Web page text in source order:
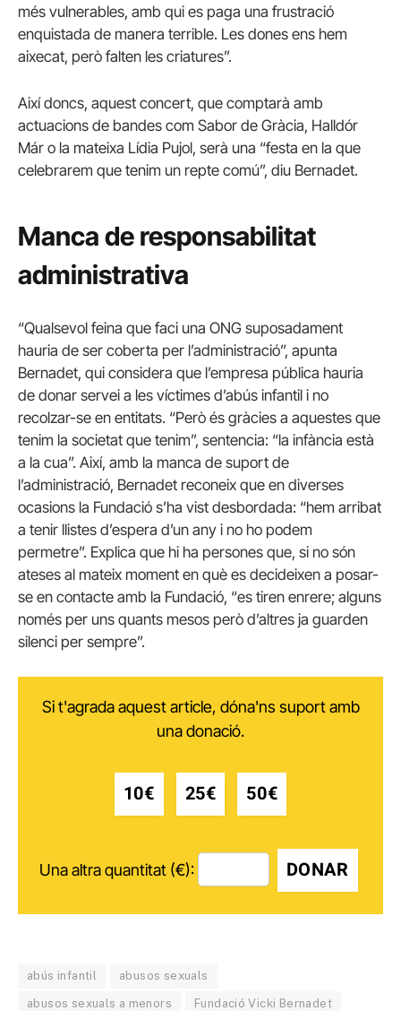
més vulnerables, amb qui es paga una frustració
enquistada de manera terrible. Les dones ens hem
aixecat, però falten les criatures”.
Així doncs, aquest concert, que comptarà amb
actuacions de bandes com Sabor de Gràcia, Halldór
Már o la mateixa Lídia Pujol, serà una “festa en la que
celebrarem que tenim un repte comú”, diu Bernadet.
Manca de responsabilitat
administrativa
“Qualsevol feina que faci una ONG suposadament
hauria de ser coberta per l’administració”, apunta
Bernadet, qui considera que l’empresa pública hauria
de donar servei a les víctimes d’abús infantil i no
recolzar-se en entitats. “Però és gràcies a aquestes que
tenim la societat que tenim”, sentencia: “la infància està
a la cua”. Així, amb la manca de suport de
l’administració, Bernadet reconeix que en diverses
ocasions la Fundació s’ha vist desbordada: “hem arribat
a tenir llistes d’espera d’un any i no ho podem
permetre”. Explica que hi ha persones que, si no són
ateses al mateix moment en què es decideixen a posar-
se en contacte amb la Fundació, “es tiren enrere; alguns
només per uns quants mesos però d’altres ja guarden
silenci per sempre”.
Si t'agrada aquest article, dóna'ns suport amb
una donació.
10€ 25€ 50€
Una altra quantitat (€): DONAR
abús infantil abusos sexuals
abusos sexuals a menors Fundació Vicki Bernadet